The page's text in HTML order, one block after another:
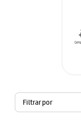
Filtrar por